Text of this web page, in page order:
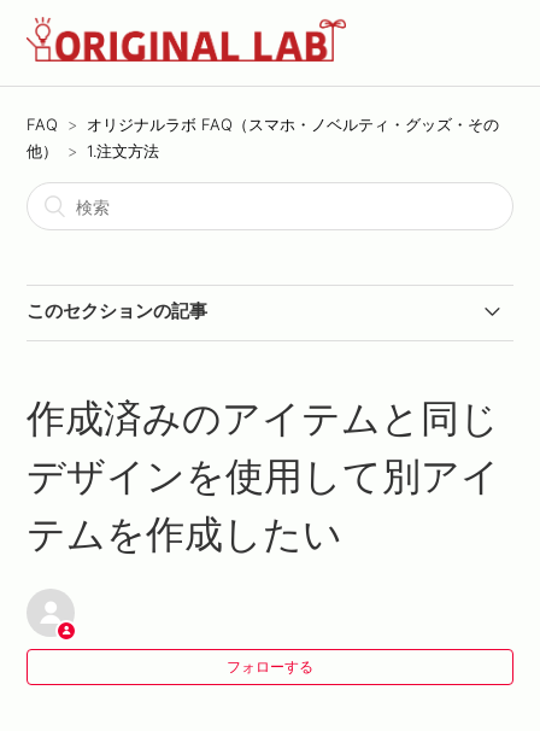
FAQ
オリジナルラボ FAQ（スマホ・ノベルティ・グッズ・その
他）
1.注文方法
このセクションの記事
写真をそのままプリントして欲しいです。
メールやFAXでの注文はできますか？
製作イメージを確認したいです。
以前注文したデザインの製品を再注文したいです。
AIやPSDで入稿したい
作成済みのアイテムと同じ
デザインを使用して別アイ
テムを作成したい
フォローする